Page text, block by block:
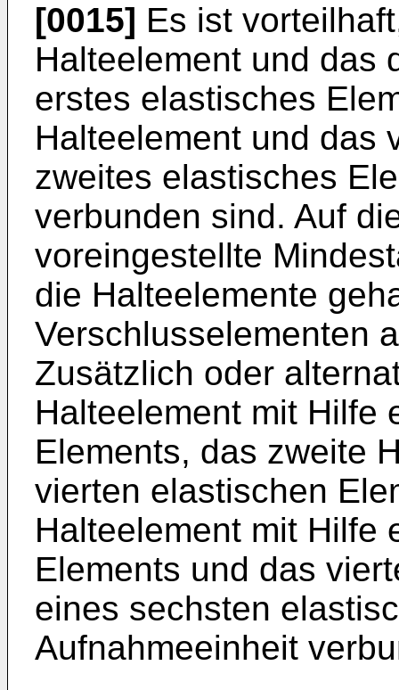
[0015] Es ist
Halteelement und das
erstes elastisches
Halteelement und das
zweites elastisches
verbunden sind. Auf
voreingestellte
die Halteelemente
Verschlusselementen
Zusätzlich oder
Halteelement mit Hilfe
Elements, das zweite
vierten elastischen
Halteelement mit Hilfe
Elements und das
eines sechsten
Aufnahmeeinheit